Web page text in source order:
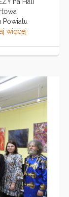
Powiatu
więcej